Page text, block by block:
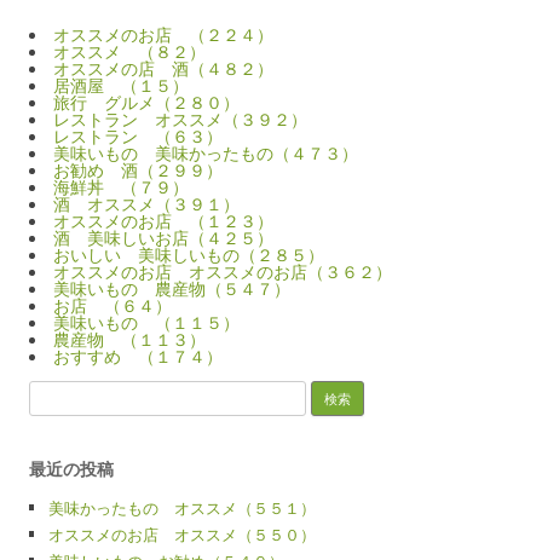
オススメのお店 （２２４）
オススメ （８２）
オススメの店 酒（４８２）
居酒屋 （１５）
旅行 グルメ（２８０）
レストラン オススメ（３９２）
レストラン （６３）
美味いもの 美味かったもの（４７３）
お勧め 酒（２９９）
海鮮丼 （７９）
酒 オススメ（３９１）
オススメのお店 （１２３）
酒 美味しいお店（４２５）
おいしい 美味しいもの（２８５）
オススメのお店 オススメのお店（３６２）
美味いもの 農産物（５４７）
お店 （６４）
美味いもの （１１５）
農産物 （１１３）
おすすめ （１７４）
索:
最近の投稿
美味かったもの オススメ（５５１）
オススメのお店 オススメ（５５０）